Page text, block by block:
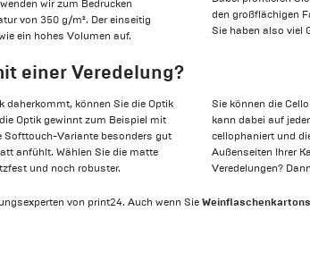
wir zum Bedrucken
von 350 g/m². Der einseitig
ein hohes Volumen auf.
den großflächigen
Sie haben also viel
einer Veredelung?
können Sie die Optik
Optik gewinnt zum Beispiel mit
Softtouch-Variante besonders gut
anfühlt. Wählen Sie die matte
und noch robuster.
Sie können die
kann dabei auf
cellophaniert und
Außenseiten Ihrer
Veredelungen?
von print24. Auch wenn SieWeinflaschenkartons